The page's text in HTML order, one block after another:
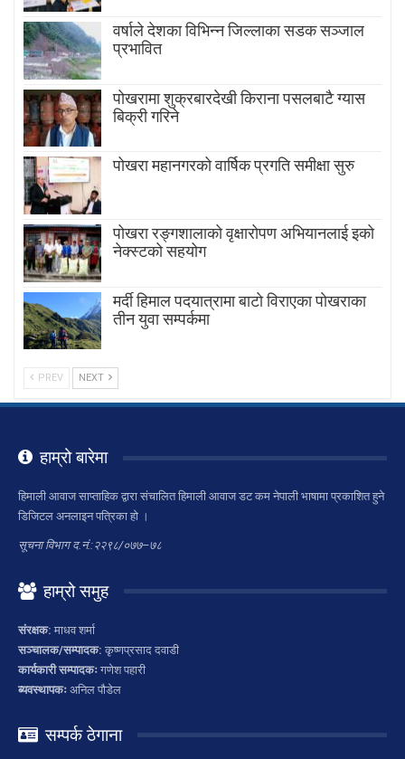
वर्षाले देशका विभिन्न जिल्लाका सडक सञ्जाल
प्रभावित
पोखरामा शुक्रबारदेखी किराना पसलबाटै ग्यास
बिक्री गरिने
पोखरा महानगरको वार्षिक प्रगति समीक्षा सुरु
पोखरा रङ्गशालाको वृक्षारोपण अभियानलाई इको
नेक्स्टको सहयोग
मर्दी हिमाल पदयात्रामा बाटाे विराएका पाेखराका
तीन युवा सम्पर्कमा
PREV NEXT
हाम्रो बारेमा
हिमाली आवाज साप्ताहिक द्वारा संचालित हिमाली आवाज डट कम नेपाली भाषामा प्रकाशित हुने
डिजिटल अनलाइन पत्रिका हो ।
सूचना विभाग द.नं.:२२९८/०७७–७८
हाम्रो समुह
संरक्षक: माधव शर्मा
सञ्चालक/सम्पादक: कृष्णप्रसाद दवाडी
कार्यकारी सम्पादकः गणेश पहारी
ब्यवस्थापकः अनिल पौडेल
सम्पर्क ठेगाना